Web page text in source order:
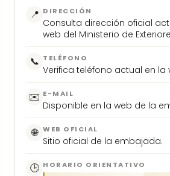
📍 DIRECCIÓN
Consulta dirección oficial
web del Ministerio de
📞 TELÉFONO
Verifica teléfono actual en la
✉️ E-MAIL
Disponible en la web de la
🌐 WEB OFICIAL
Sitio oficial de la embajada.
🕒 HORARIO ORIENTATIVO